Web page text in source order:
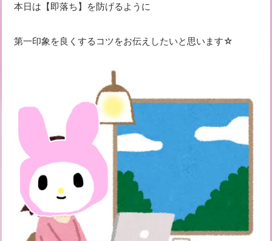
本日は【即落ち】を防げるように
第一印象を良くするコツをお伝えしたいと思います☆